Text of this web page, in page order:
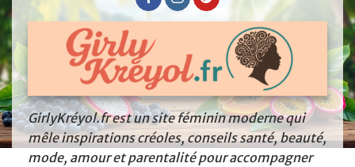
GirlyKréyol.fr est un site féminin moderne qui
mêle inspirations créoles, conseils santé, beauté,
mode, amour et parentalité pour accompagner